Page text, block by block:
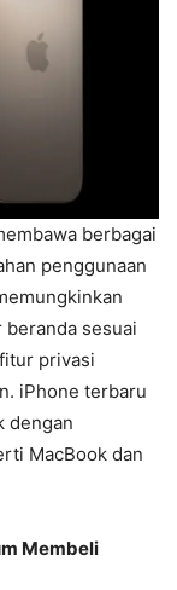
berbagai
penggunaan
beranda sesuai
privasi
iPhone terbaru
dengan
MacBook dan
Membeli